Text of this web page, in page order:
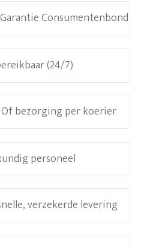
Consumentenbond
(24/7)
bezorging per koerier
personeel
verzekerde levering